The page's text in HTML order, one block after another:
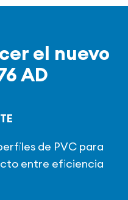
el nuevo
AD
de PVC para
entre eficiencia